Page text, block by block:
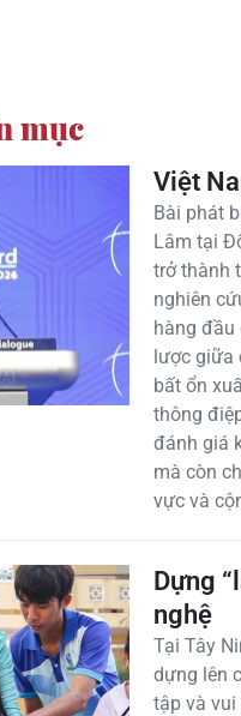
mục
Việt
Bài phát
Lâm tại
trở thành
nghiên
hàng đầu
lược giữa
bất ổn
thông
đánh giá
mà còn
vực và
Dựng
nghệ​
Tại Tây
dựng lên
tập và vui